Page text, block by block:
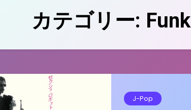
カテゴリー: Funk
J-Pop